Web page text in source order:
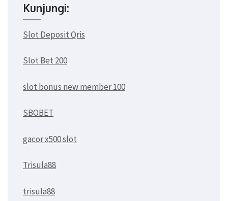
Kunjungi:
Slot Deposit Qris
Slot Bet 200
slot bonus new member 100
SBOBET
gacor x500 slot
Trisula88
trisula88